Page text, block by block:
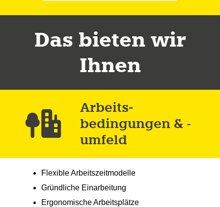
Das bieten wir
Ihnen
Arbeits­
bedingungen & -
umfeld
Flexible Arbeitszeitmodelle
Gründliche Einarbeitung
Ergonomische Arbeitsplätze